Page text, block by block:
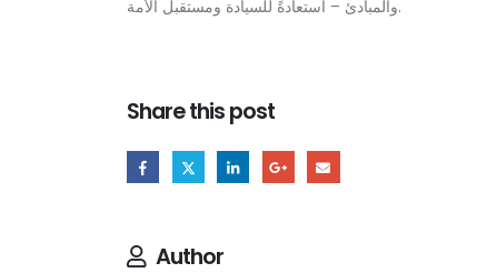
والمبادئ – استعادةً للسيادة ومستقبل الأمة.
Share this post
Author